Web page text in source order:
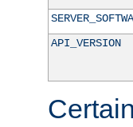
API_VERSION